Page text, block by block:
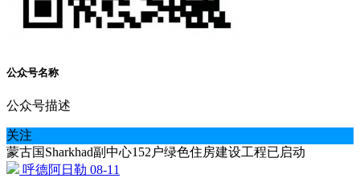
公众号名称
公众号描述
关注
蒙古国Sharkhad副中心152户绿色住房建设工程已启动
呼德阿日勒 08-11